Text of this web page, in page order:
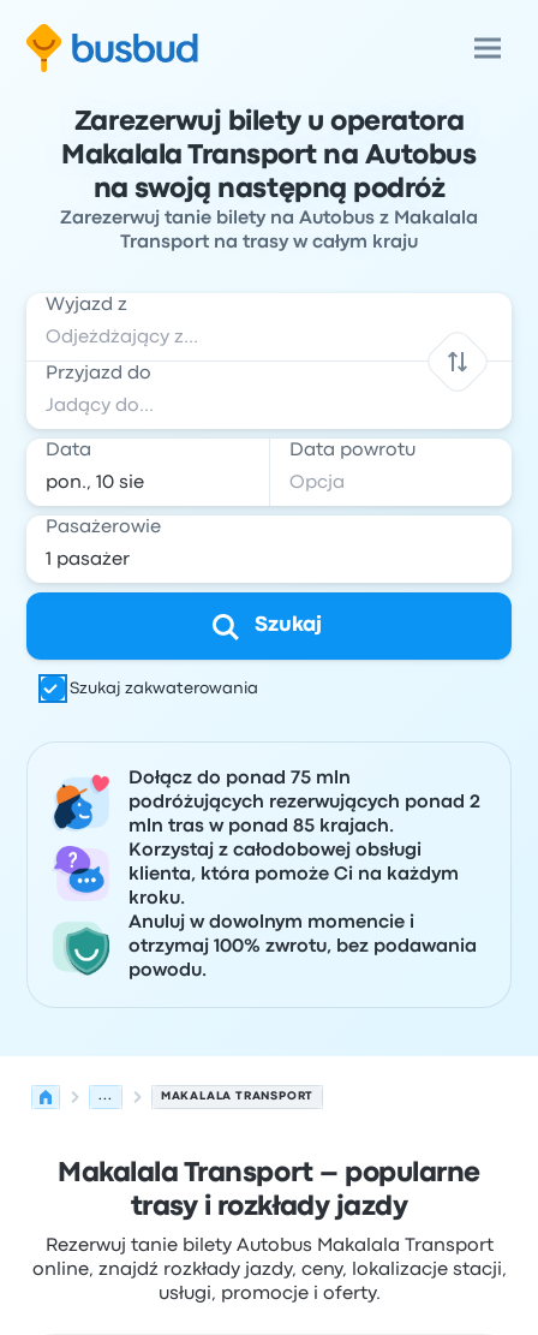
Zarezerwuj bilety u operatora
Makalala Transport na Autobus
na swoją następną podróż
Zarezerwuj tanie bilety na Autobus z Makalala
Transport na trasy w całym kraju
Wyjazd z
Przyjazd do
Data Data powrotu
Pasażerowie
Szukaj
Szukaj zakwaterowania
Dołącz do ponad 75 mln
podróżujących rezerwujących ponad 2
mln tras w ponad 85 krajach.
Korzystaj z całodobowej obsługi
klienta, która pomoże Ci na każdym
kroku.
Anuluj w dowolnym momencie i
otrzymaj 100% zwrotu, bez podawania
powodu.
... MAKALALA TRANSPORT
Makalala Transport – popularne
trasy i rozkłady jazdy
Rezerwuj tanie bilety Autobus Makalala Transport
online, znajdź rozkłady jazdy, ceny, lokalizacje stacji,
usługi, promocje i oferty.